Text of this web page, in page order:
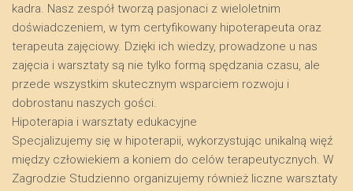
kadra. Nasz zespół tworzą pasjonaci z wieloletnim
doświadczeniem, w tym certyfikowany hipoterapeuta oraz
terapeuta zajęciowy. Dzięki ich wiedzy, prowadzone u nas
zajęcia i warsztaty są nie tylko formą spędzania czasu, ale
przede wszystkim skutecznym wsparciem rozwoju i
dobrostanu naszych gości.
​Hipoterapia i warsztaty edukacyjne
​Specjalizujemy się w hipoterapii, wykorzystując unikalną więź
między człowiekiem a koniem do celów terapeutycznych. W
Zagrodzie Studzienno organizujemy również liczne warsztaty